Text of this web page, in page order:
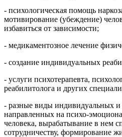
- психологическая помощь
мотивирование (убеждение)
избавиться от зависимости;
- медикаментозное лечение
- создание индивидуальных
- услуги психотерапевта,
реабилитолога и других
- разные виды индивидуальных
направленных на психо-
человека, вырабатывание в нем
сотрудничеству, формирование